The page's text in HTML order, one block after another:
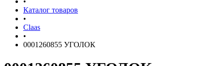
Каталог товаров
•
Claas
•
0001260855 УГОЛОК